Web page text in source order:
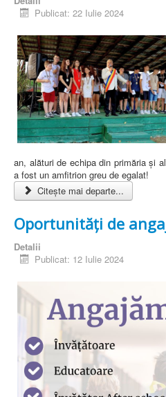
Publicat: 22 Iulie 2024
an, alături de echipa din primăria și
a fost un amfitrion greu de egalat!
Citește mai departe...
Oportunități de
Detalii
Publicat: 12 Iulie 2024